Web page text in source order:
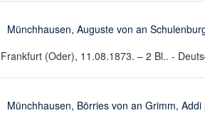
Münchhausen, Auguste von an
Frankfurt (Oder), 11.08.1873. – 2 Bl.. -
Münchhausen, Börries von an Grimm, Addi